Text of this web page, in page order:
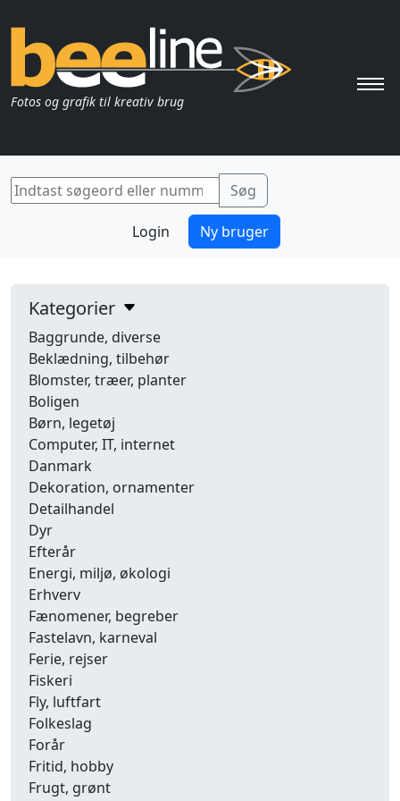
Fotos og grafik til kreativ brug
Login Ny bruger
Kategorier
Baggrunde, diverse
Beklædning, tilbehør
Blomster, træer, planter
Boligen
Børn, legetøj
Computer, IT, internet
Danmark
Dekoration, ornamenter
Detailhandel
Dyr
Efterår
Energi, miljø, økologi
Erhverv
Fænomener, begreber
Fastelavn, karneval
Ferie, rejser
Fiskeri
Fly, luftfart
Folkeslag
Forår
Fritid, hobby
Frugt, grønt